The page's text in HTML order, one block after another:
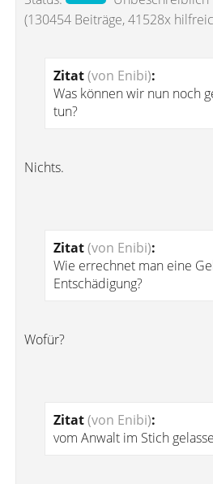
(130454 Beiträge, 41528x
Zitat(von Enibi):
Was können wir nun noch
tun?
Nichts.
Zitat(von Enibi):
Wie errechnet man eine
Entschädigung?
Wofür?
Zitat(von Enibi):
vom Anwalt im Stich